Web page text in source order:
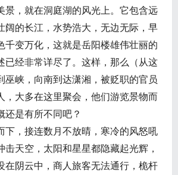
景，就在洞庭湖的风光上。它包含远
阔的长江，水势浩大，无边无际，早
千变万化，这就是岳阳楼雄伟壮丽的
已经非常详尽了。这样，那么（从这
巫峡，向南到达潇湘，被贬职的官员
，大多在这里聚会，他们游览景物而
还是有所不同吧？
下，接连数月不放晴，寒冷的风怒吼
击天空，太阳和星星都隐藏起光辉，
在阴云中，商人旅客无法通行，桅杆